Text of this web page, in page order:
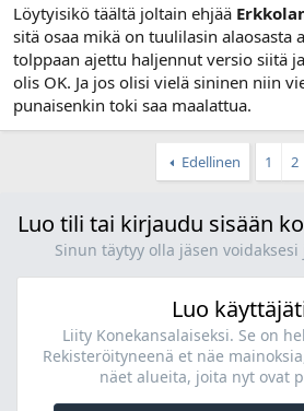
Löytyisikö täältä joltain ehjää
sitä osaa mikä on tuulilasin alaosasta
tolppaan ajettu haljennut versio siitä
olis OK. Ja jos olisi vielä sininen niin
punaisenkin toki saa maalattua.
Edellinen 1 2
Luo tili tai kirjaudu sisään
Sinun täytyy olla jäsen
Luo
Liity Konekansalaiseksi. Se on
Rekisteröityneenä et näe
näet alueita, joita nyt ovat